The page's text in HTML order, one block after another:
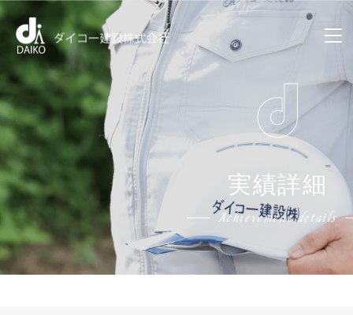
実績詳細
Achievement details